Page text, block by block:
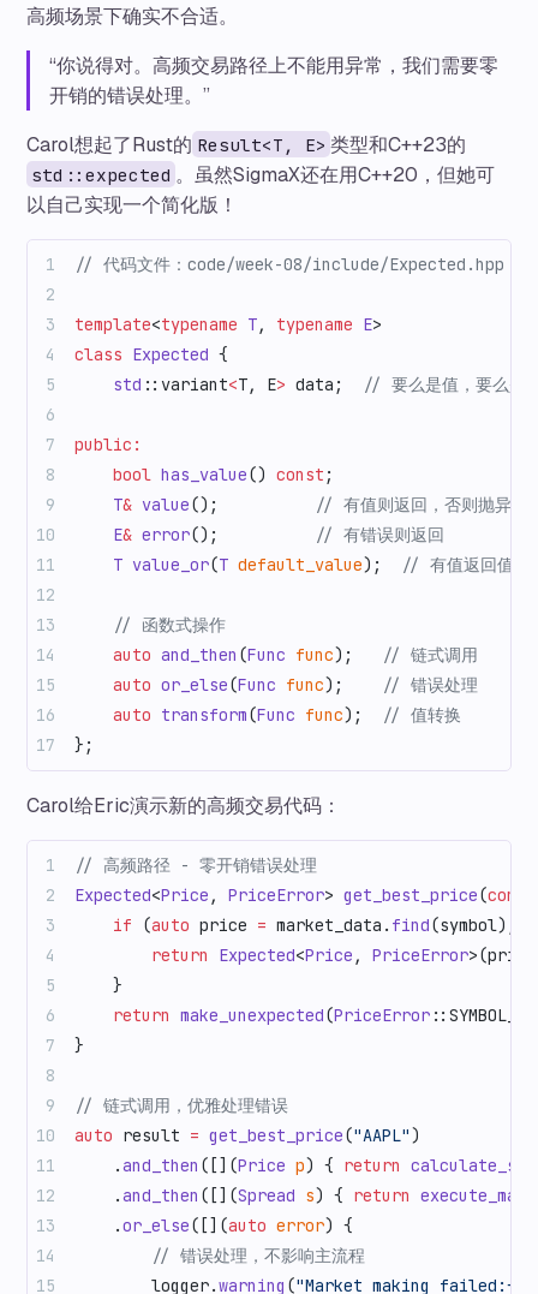
高频场景下确实不合适。
“你说得对。高频交易路径上不能用异常，我们需要零
开销的错误处理。”
Carol想起了Rust的 Result<T, E> 类型和C++23的
std::expected 。虽然SigmaX还在用C++20，但她可
以自己实现一个简化版！
// 代码文件：code/week-08/include/Expected.hpp
template<typename T, typename E>
class Expected {
    std
::variant<T, E> data;
// 要么是值，要么是
public:
    bool
has_value() const ;
    T
& value();
          // 有值则返回，否则抛异常
    E
& error();
          // 有错误则返回
    T
value_or(T default_value);
// 有值返回值，
    // 函数式操作
    auto
and_then (Func func);
   // 链式调用
    auto
or_else(Func func);
    // 错误处理
    auto
transform(Func func);
  // 值转换
};
Carol给Eric演示新的高频交易代码：
// 高频路径 - 零开销错误处理
Expected<Price , PriceError> get_best_price(const
    if
(auto price = market_data. find(symbol);
        return
Expected<Price , PriceError
    }
    return
make_unexpected(PriceError
}
// 链式调用，优雅处理错误
auto result = get_best_price("AAPL")
    .
and_then ([](Price p) { return
    .
and_then ([](Spread s) { return
    .
or_else([](auto error) {
        // 错误处理，不影响主流程
        logger.
warning ("Market making failed:{}"